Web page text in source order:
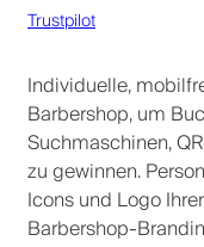
Trustpilot
Individuelle,
Barbershop, um
Suchmaschinen,
zu gewinnen.
Icons und Logo
Barbershop-